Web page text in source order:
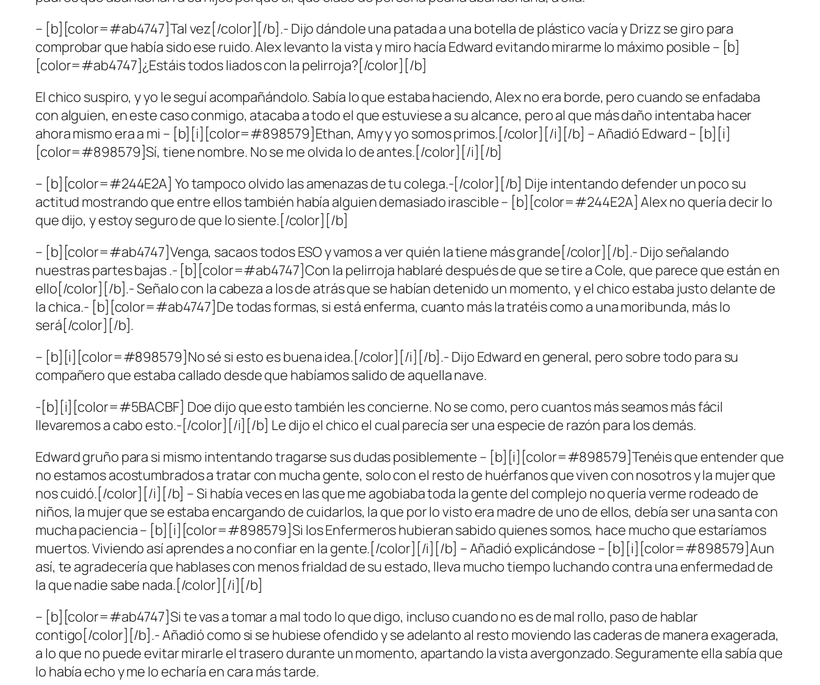
– [b][color=#ab4747]Tal vez[/color][/b].- Dijo dándole una patada a una botella de plástico vacía y Drizz se giro para
comprobar que había sido ese ruido. Alex levanto la vista y miro hacía Edward evitando mirarme lo máximo posible – [b]
[color=#ab4747]¿Estáis todos liados con la pelirroja?[/color][/b]
El chico suspiro, y yo le seguí acompañándolo. Sabía lo que estaba haciendo, Alex no era borde, pero cuando se enfadaba
con alguien, en este caso conmigo, atacaba a todo el que estuviese a su alcance, pero al que más daño intentaba hacer
ahora mismo era a mi – [b][i][color=#898579]Ethan, Amy y yo somos primos.[/color][/i][/b] – Añadió Edward – [b][i]
[color=#898579]Sí, tiene nombre. No se me olvida lo de antes.[/color][/i][/b]
– [b][color=#244E2A] Yo tampoco olvido las amenazas de tu colega.-[/color][/b] Dije intentando defender un poco su
actitud mostrando que entre ellos también había alguien demasiado irascible – [b][color=#244E2A] Alex no quería decir lo
que dijo, y estoy seguro de que lo siente.[/color][/b]
– [b][color=#ab4747]Venga, sacaos todos ESO y vamos a ver quién la tiene más grande[/color][/b].- Dijo señalando
nuestras partes bajas .- [b][color=#ab4747]Con la pelirroja hablaré después de que se tire a Cole, que parece que están en
ello[/color][/b].- Señalo con la cabeza a los de atrás que se habían detenido un momento, y el chico estaba justo delante de
la chica.- [b][color=#ab4747]De todas formas, si está enferma, cuanto más la tratéis como a una moribunda, más lo
será[/color][/b].
– [b][i][color=#898579]No sé si esto es buena idea.[/color][/i][/b].- Dijo Edward en general, pero sobre todo para su
compañero que estaba callado desde que habíamos salido de aquella nave.
-[b][i][color=#5BACBF] Doe dijo que esto también les concierne. No se como, pero cuantos más seamos más fácil
llevaremos a cabo esto.-[/color][/i][/b] Le dijo el chico el cual parecía ser una especie de razón para los demás.
Edward gruño para si mismo intentando tragarse sus dudas posiblemente – [b][i][color=#898579]Tenéis que entender que
no estamos acostumbrados a tratar con mucha gente, solo con el resto de huérfanos que viven con nosotros y la mujer que
nos cuidó.[/color][/i][/b] – Si había veces en las que me agobiaba toda la gente del complejo no quería verme rodeado de
niños, la mujer que se estaba encargando de cuidarlos, la que por lo visto era madre de uno de ellos, debía ser una santa con
mucha paciencia – [b][i][color=#898579]Si los Enfermeros hubieran sabido quienes somos, hace mucho que estaríamos
muertos. Viviendo así aprendes a no confiar en la gente.[/color][/i][/b] – Añadió explicándose – [b][i][color=#898579]Aun
así, te agradecería que hablases con menos frialdad de su estado, lleva mucho tiempo luchando contra una enfermedad de
la que nadie sabe nada.[/color][/i][/b]
– [b][color=#ab4747]Si te vas a tomar a mal todo lo que digo, incluso cuando no es de mal rollo, paso de hablar
contigo[/color][/b].- Añadió como si se hubiese ofendido y se adelanto al resto moviendo las caderas de manera exagerada,
a lo que no puede evitar mirarle el trasero durante un momento, apartando la vista avergonzado. Seguramente ella sabía que
lo había echo y me lo echaría en cara más tarde.